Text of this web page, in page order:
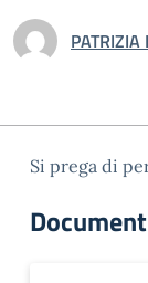
PATRIZIA
Si prega di